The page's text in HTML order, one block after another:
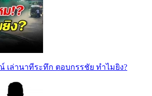
เล่านาทีระทึก ตอบกรรชัย ทำไมยิง?